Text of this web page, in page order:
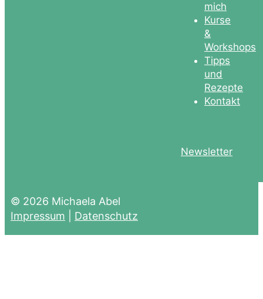
mich
Kurse
&
Workshops
Tipps
und
Rezepte
Kontakt
Newsletter
© 2026 Michaela Abel
Impressum
Datenschutz